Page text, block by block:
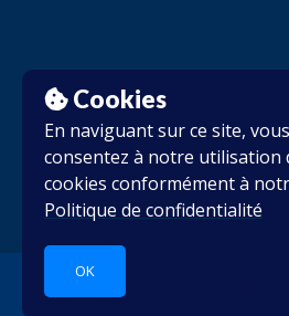
Cookies
En naviguant sur ce site, vous
consentez à notre utilisation
cookies conformément à
Politique de confidentialité
OK